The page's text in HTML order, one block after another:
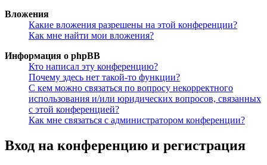
Вложения
Какие вложения разрешены на этой конференции?
Как мне найти мои вложения?
Информация о phpBB
Кто написал эту конференцию?
Почему здесь нет такой-то функции?
С кем можно связаться по вопросу некорректного
использования и/или юридических вопросов, связанных
с этой конференцией?
Как мне связаться с администратором конференции?
Вход на конференцию и регистрация